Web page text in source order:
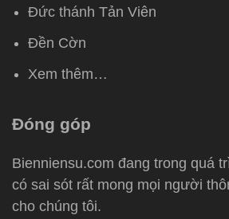
Đức thánh Tản Viên
Đền Cờn
Xem thêm…
Đóng góp
Bienniensu.com đang trong quá
có sai sót rất mong mọi người
cho chúng tôi.